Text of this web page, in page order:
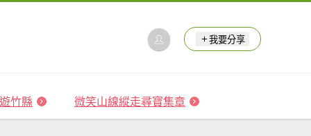
我要分享
竹縣 微笑山線縱走尋寶集章